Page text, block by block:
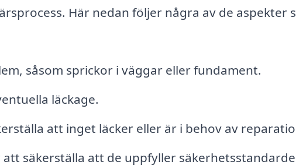
Här nedan följer några av de aspekter
såsom sprickor i väggar eller fundament.
läckage.
att inget läcker eller är i behov av
säkerställa att de uppfyller